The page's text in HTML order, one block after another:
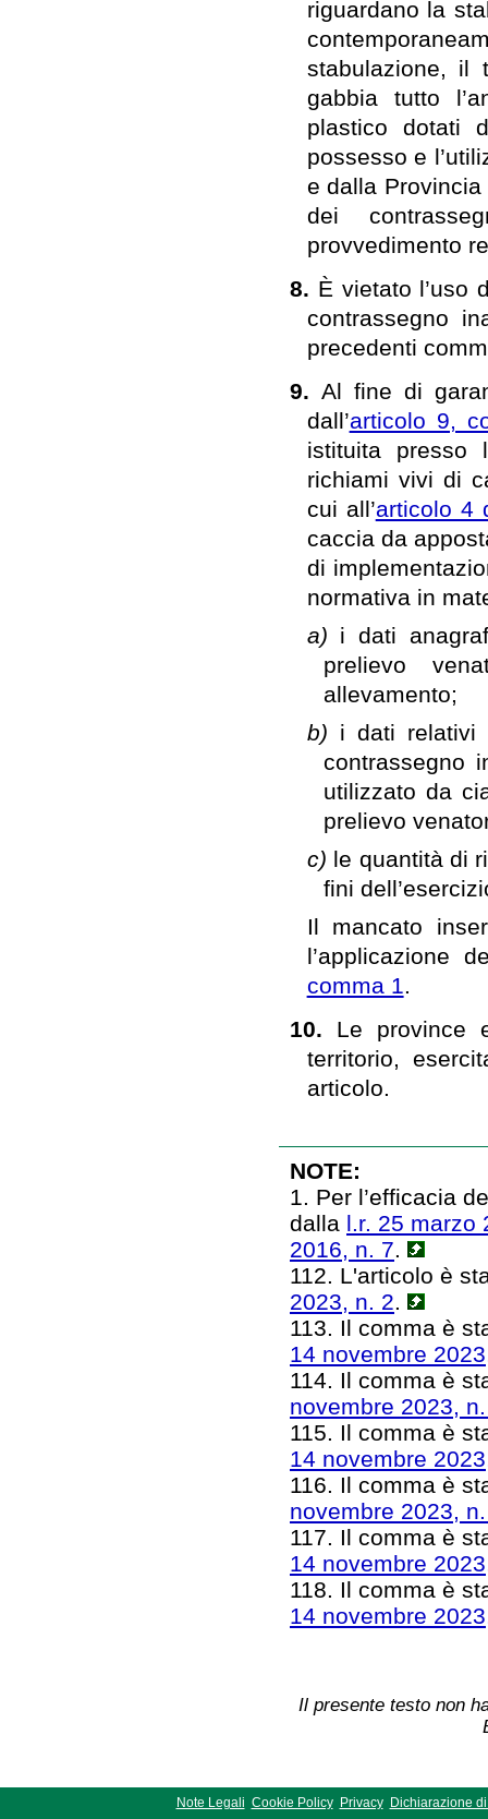
riguardano la
stabulazione, il
gabbia tutto
plastico dotati
possesso e
e dalla
dei
provvedimento
8. È vietato l’uso
contrassegno
precedenti
9. Al fine di
dall’articolo 9,
istituita presso
richiami vivi di
cui all’articolo 4
caccia da
di
normativa in
a) i dati
prelievo
allevamento;
b) i dati relativi
contrassegno
utilizzato da
prelievo
c) le quantità di
fini
Il mancato
l’applicazione
comma 1.
10. Le province
territorio,
articolo.
NOTE:
1. Per l’efficacia
dalla l.r. 25 marzo
2016, n. 7.
112. L'articolo è
2023, n. 2.
113. Il comma è
14 novembre
114. Il comma è
novembre 2023,
115. Il comma è
14 novembre
116. Il comma è
novembre 2023,
117. Il comma è
14 novembre
118. Il comma è
14 novembre
Il presente testo non
Note Legali Cookie Policy Privacy
Dichiarazione